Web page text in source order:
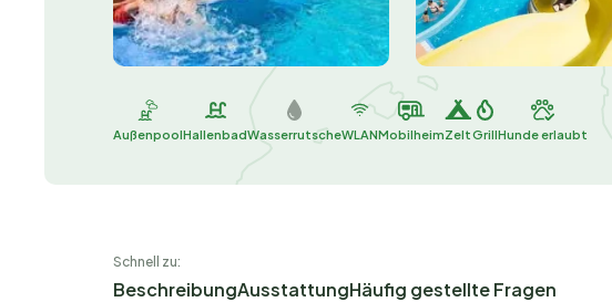
AußenpoolHallenbadWasserrutscheWLANMobilheimZeltGrillHunde erlaubt
Schnell zu:
BeschreibungAusstattungHäufig gestellte Fragen